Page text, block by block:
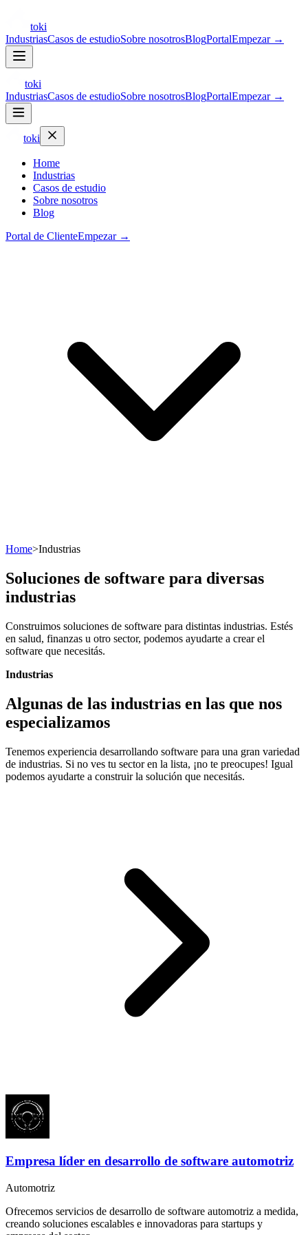
toki
IndustriasCasos de estudioSobre nosotrosBlogPortalEmpezar →
toki
IndustriasCasos de estudioSobre nosotrosBlogPortalEmpezar →
toki
Home
Industrias
Casos de estudio
Sobre nosotros
Blog
Portal de ClienteEmpezar →
Home>Industrias
Soluciones de software para diversas
industrias
Construimos soluciones de software para distintas industrias. Estés
en salud, finanzas u otro sector, podemos ayudarte a crear el
software que necesitás.
Industrias
Algunas de las industrias en las que nos
especializamos
Tenemos experiencia desarrollando software para una gran variedad
de industrias. Si no ves tu sector en la lista, ¡no te preocupes! Igual
podemos ayudarte a construir la solución que necesitás.
Empresa líder en desarrollo de software automotriz
Automotriz
Ofrecemos servicios de desarrollo de software automotriz a medida,
creando soluciones escalables e innovadoras para startups y